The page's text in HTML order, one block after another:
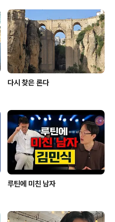
다시 찾은 론다
루틴에 미친 남자